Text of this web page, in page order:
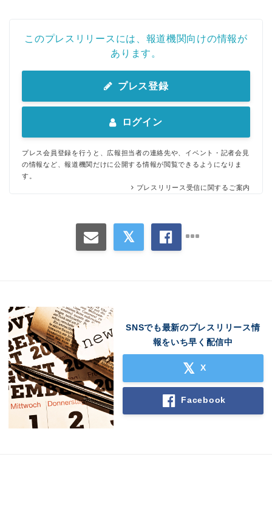
このプレスリリースには、報道機関向けの情報が
あります。
プレス登録
ログイン
プレス会員登録を行うと、広報担当者の連絡先や、イベント・記者会見
の情報など、報道機関だけに公開する情報が閲覧できるようになりま
す。
プレスリリース受信に関するご案内
SNSでも最新のプレスリリース情
報をいち早く配信中
X
Facebook